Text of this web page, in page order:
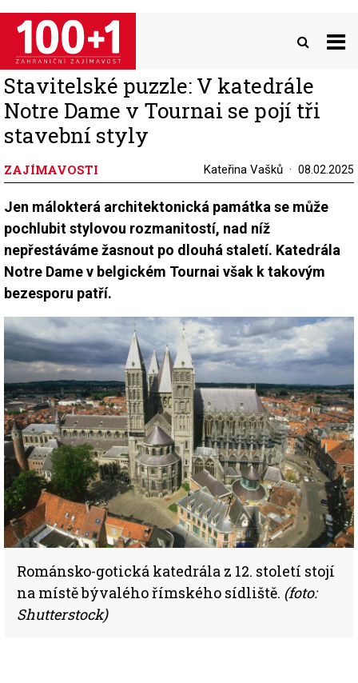
Přejít
hlavnímu
obsahu
Stavitelské puzzle: V katedrále
Notre Dame v Tournai se pojí tři
stavební styly
ZAJÍMAVOSTI Kateřina Vašků 08.02.2025
Jen málokterá architektonická památka se může
pochlubit stylovou rozmanitostí, nad níž
nepřestáváme žasnout po dlouhá staletí. Katedrála
Notre Dame v belgickém Tournai však k takovým
bezesporu patří.
Románsko-gotická katedrála z 12. století stojí
na místě bývalého římského sídliště. (foto:
Shutterstock)